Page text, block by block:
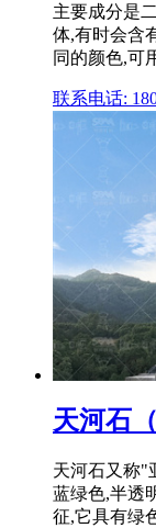
主要成分是
体,有时会含
同的颜色,可
联系电话:
天河石
天河石又称"
蓝绿色,半透
征,它具有绿